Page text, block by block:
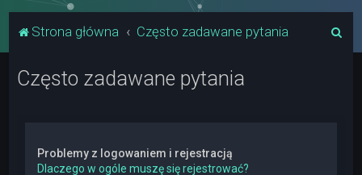
Strona główna Często zadawane pytania
Często zadawane pytania
Problemy z logowaniem i rejestracją
Dlaczego w ogóle muszę się rejestrować?